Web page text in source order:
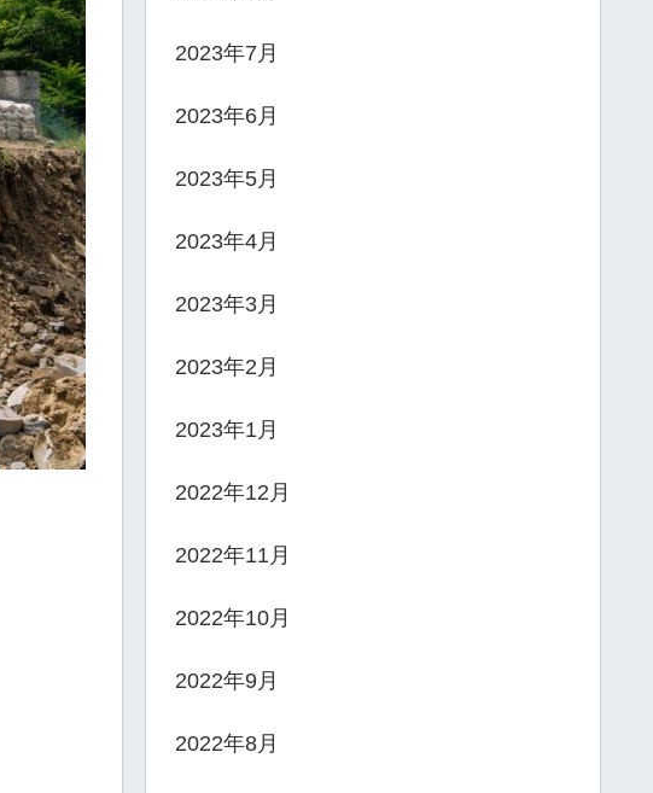
2023年7月
2023年6月
2023年5月
2023年4月
2023年3月
2023年2月
2023年1月
2022年12月
2022年11月
2022年10月
2022年9月
2022年8月